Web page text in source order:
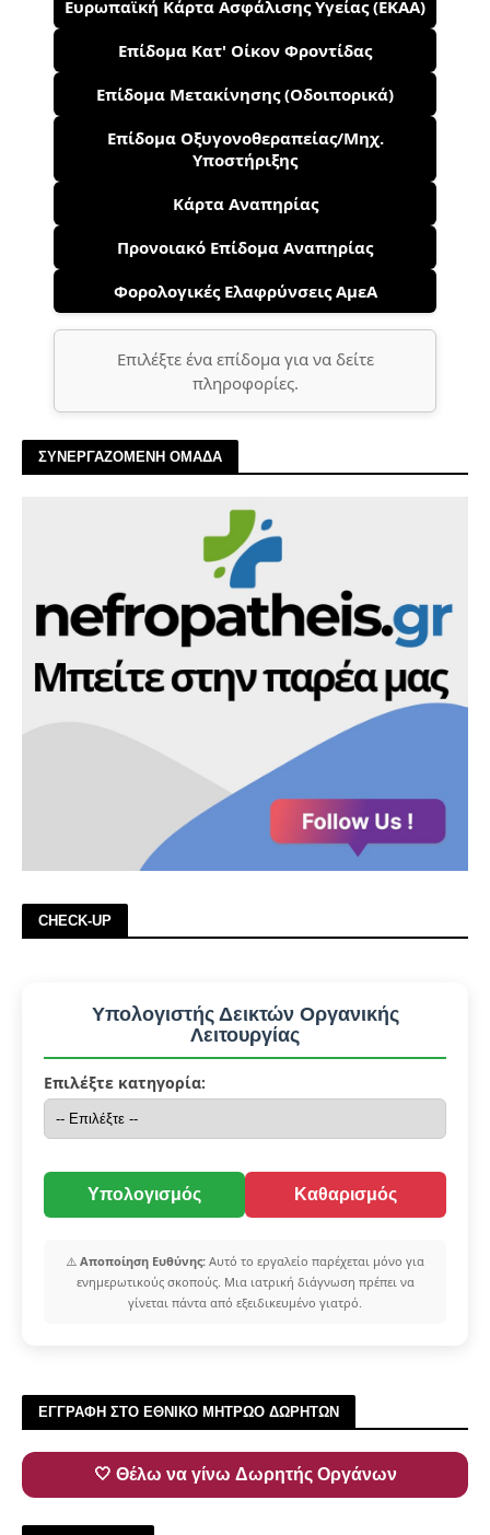
Ευρωπαϊκή Κάρτα Ασφάλισης Υγείας (ΕΚΑΑ)
Επίδομα Κατ' Οίκον Φροντίδας
Επίδομα Μετακίνησης (Οδοιπορικά)
Επίδομα Οξυγονοθεραπείας/Μηχ.
Υποστήριξης
Κάρτα Αναπηρίας
Προνοιακό Επίδομα Αναπηρίας
Φορολογικές Ελαφρύνσεις ΑμεΑ
Επιλέξτε ένα επίδομα για να δείτε
πληροφορίες.
ΣΥΝΕΡΓΑΖΟΜΕΝΗ ΟΜΑΔΑ
CHECK-UP
Υπολογιστής Δεικτών Οργανικής
Λειτουργίας
Επιλέξτε κατηγορία:
Υπολογισμός Καθαρισμός
⚠️ Αποποίηση Ευθύνης: Αυτό το εργαλείο παρέχεται μόνο για
ενημερωτικούς σκοπούς. Μια ιατρική διάγνωση πρέπει να
γίνεται πάντα από εξειδικευμένο γιατρό.
ΕΓΓΡΑΦΗ ΣΤΟ ΕΘΝΙΚΟ ΜΗΤΡΩΟ ΔΩΡΗΤΩΝ
🤍 Θέλω να γίνω Δωρητής Οργάνων